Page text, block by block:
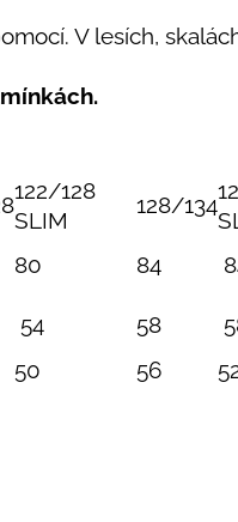
V lesích,
122/128
SLIM
128/134
80 84
54 58
50 56